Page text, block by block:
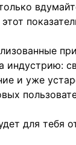
индустрию:
и уже
для тебя